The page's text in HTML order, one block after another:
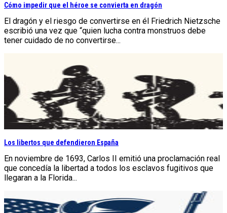
Cómo impedir que el héroe se convierta en dragón
El dragón y el riesgo de convertirse en él Friedrich Nietzsche
escribió una vez que “quien lucha contra monstruos debe
tener cuidado de no convertirse...
Los libertos que defendieron España
En noviembre de 1693, Carlos II emitió una proclamación real
que concedía la libertad a todos los esclavos fugitivos que
llegaran a la Florida...